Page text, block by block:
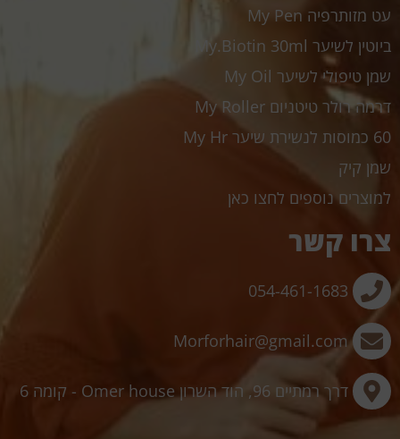
עט מזותרפיה My Pen
ביוטין לשיער My.Biotin 30ml
שמן טיפולי לשיער My Oil
דרמה רולר טיטניום My Roller
60 כמוסות לנשירת שיער My Hr
שמן קיק
למוצרים נוספים לחצו כאן
צרו קשר
054-461-1683
Morforhair@gmail.com
דרך רמתיים 96, הוד השרון Omer house - קומה 6